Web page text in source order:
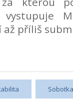
vystupuje
příliš
Sobotka